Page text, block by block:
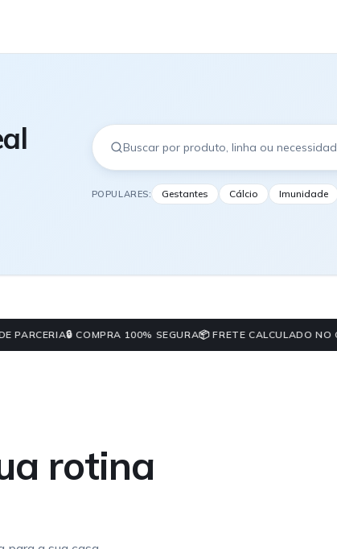
POPULARES: Gestantes Cálcio Imunidade
🔒 COMPRA 100% SEGURA📦 FRETE CALCULADO NO
rotina